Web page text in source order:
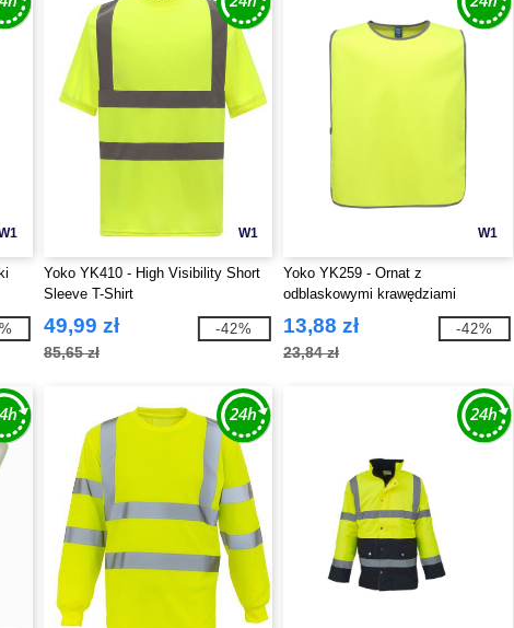
W1
Yoko YK410 - High Visibility Short
Sleeve T-Shirt
49,99 zł
85,65 zł
-42%
W1
Yoko YK259 - Ornat z
odblaskowymi krawędziami
13,88 zł
23,84 zł
-42%